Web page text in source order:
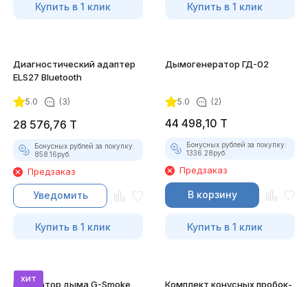
Купить в 1 клик Купить в 1 клик
Диагностический адаптер
ELS27 Bluetooth
5.0 (3)
28 576,76 T
Бонусных рублей за покупку:
858.16руб.
Предзаказ
Уведомить
Купить в 1 клик
Дымогенератор ГД-02
5.0 (2)
44 498,10 T
Бонусных рублей за покупку:
1336.28руб.
Предзаказ
В корзину
Купить в 1 клик
хит
Генератор дыма G-Smoke
Комплект конусных пробок-